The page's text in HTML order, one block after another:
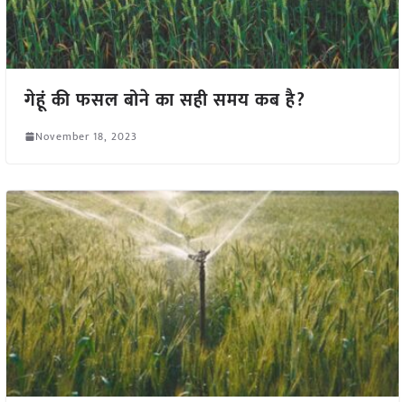
गेहूं की फसल बोने का सही समय कब है?
November 18, 2023